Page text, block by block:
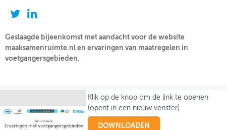
ADRESSENBOEK
OVER FIETSBERAAD
THEMASITES
Geslaagde bijeenkomst met aandacht voor de website
maaksamenruimte.nl en ervaringen van maatregelen in
voetgangersgebieden.
Klik op de knop om de link te openen
(opent in een nieuw venster)
DOWNLOADEN